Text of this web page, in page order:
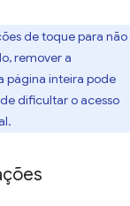
de toque para não
remover a
página inteira pode
dificultar o acesso